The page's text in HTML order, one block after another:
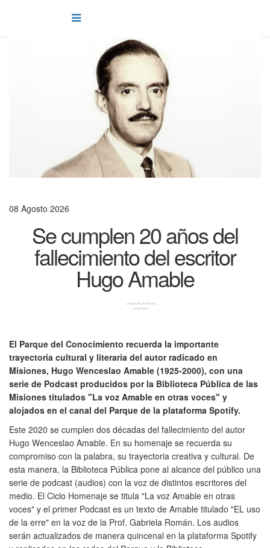
08 Agosto 2026
Se cumplen 20 años del
fallecimiento del escritor
Hugo Amable
El Parque del Conocimiento recuerda la importante
trayectoria cultural y literaria del autor radicado en
Misiones, Hugo Wenceslao Amable (1925-2000), con una
serie de Podcast producidos por la Biblioteca Pública de las
Misiones titulados "La voz Amable en otras voces" y
alojados en el canal del Parque de la plataforma Spotify.
Este 2020 se cumplen dos décadas del fallecimiento del autor
Hugo Wenceslao Amable. En su homenaje se recuerda su
compromiso con la palabra, su trayectoria creativa y cultural. De
esta manera, la Biblioteca Pública pone al alcance del público una
serie de podcast (audios) con la voz de distintos escritores del
medio. El Ciclo Homenaje se titula "La voz Amable en otras
voces" y el primer Podcast es un texto de Amable titulado "EL uso
de la erre" en la voz de la Prof. Gabriela Román. Los audios
serán actualizados de manera quincenal en la plataforma Spotify